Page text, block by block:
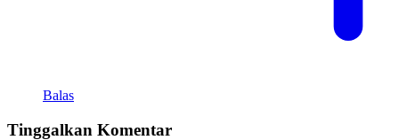
Balas
Tinggalkan Komentar